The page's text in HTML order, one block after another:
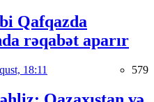
Qafqazda
rəqabət aparır
18:11 579